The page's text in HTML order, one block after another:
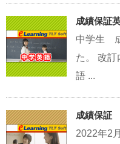
成績保証
中学生
た。 改
語 ...
成績保証
2022年2